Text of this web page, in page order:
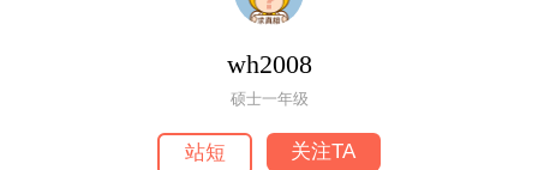
wh2008
硕士一年级
站短 关注TA